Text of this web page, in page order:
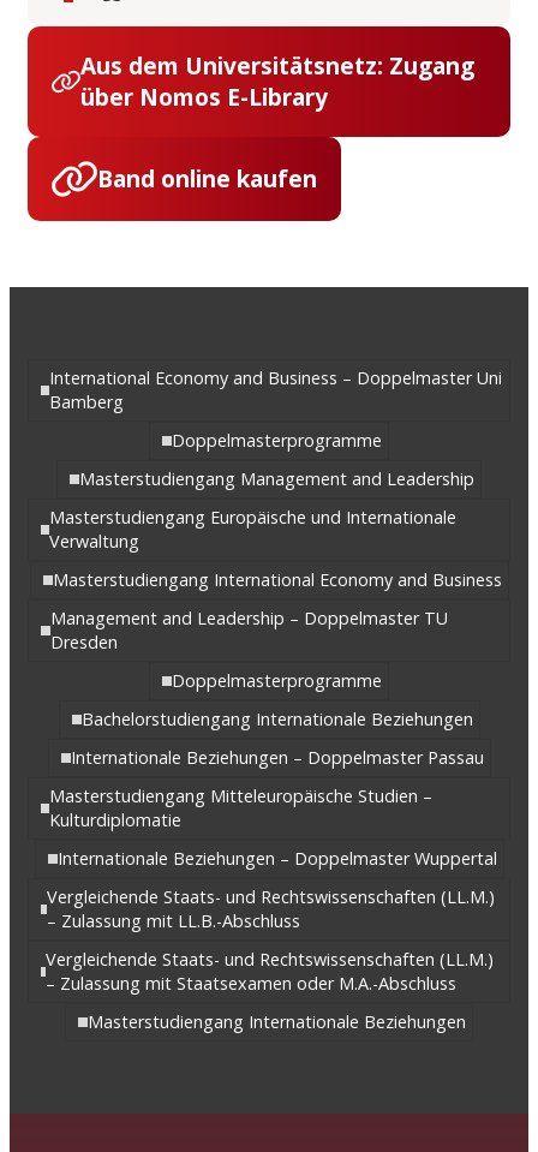
Aus dem Universitätsnetz: Zugang
über Nomos E-Library
Band online kaufen
International Economy and Business – Doppelmaster Uni
Bamberg
Doppelmasterprogramme
Masterstudiengang Management and Leadership
Masterstudiengang Europäische und Internationale
Verwaltung
Masterstudiengang International Economy and Business
Management and Leadership – Doppelmaster TU
Dresden
Doppelmasterprogramme
Bachelorstudiengang Internationale Beziehungen
Internationale Beziehungen – Doppelmaster Passau
Masterstudiengang Mitteleuropäische Studien –
Kulturdiplomatie
Internationale Beziehungen – Doppelmaster Wuppertal
Vergleichende Staats- und Rechtswissenschaften (LL.M.)
– Zulassung mit LL.B.-Abschluss
Vergleichende Staats- und Rechtswissenschaften (LL.M.)
– Zulassung mit Staatsexamen oder M.A.-Abschluss
Masterstudiengang Internationale Beziehungen